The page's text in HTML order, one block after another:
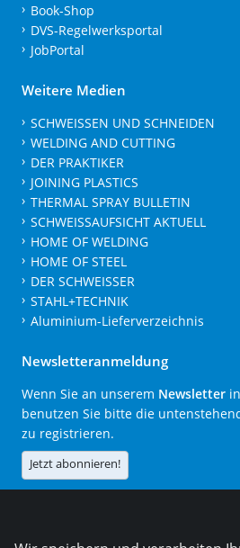
Book-Shop
DVS-Regelwerksportal
JobPortal
Weitere Medien
SCHWEISSEN UND SCHNEIDEN
WELDING AND CUTTING
DER PRAKTIKER
JOINING PLASTICS
THERMAL SPRAY BULLETIN
SCHWEISSAUFSICHT AKTUELL
HOME OF WELDING
HOME OF STEEL
DER SCHWEISSER
STAHL+TECHNIK
Aluminium-Lieferverzeichnis
Newsletteranmeldung
Wenn Sie an unserem Newsletter
benutzen Sie bitte die
zu registrieren.
Jetzt abonnieren!
Die DVS Media GmbH ist ein